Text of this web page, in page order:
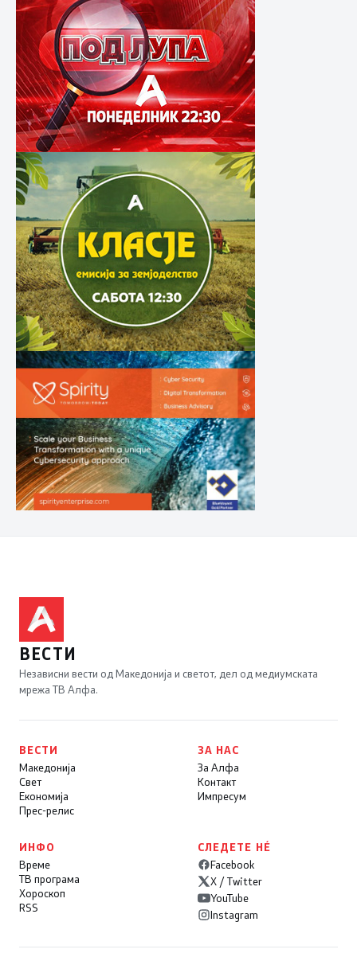
ВЕСТИ
Независни вести од Македонија и светот, дел од медиумската
мрежа ТВ Алфа.
ВЕСТИ
Македонија
Свет
Економија
Прес-релис
ЗА НАС
За Алфа
Контакт
Импресум
ИНФО
Време
ТВ програма
Хороскоп
RSS
СЛЕДЕТЕ НÉ
Facebook
X / Twitter
YouTube
Instagram